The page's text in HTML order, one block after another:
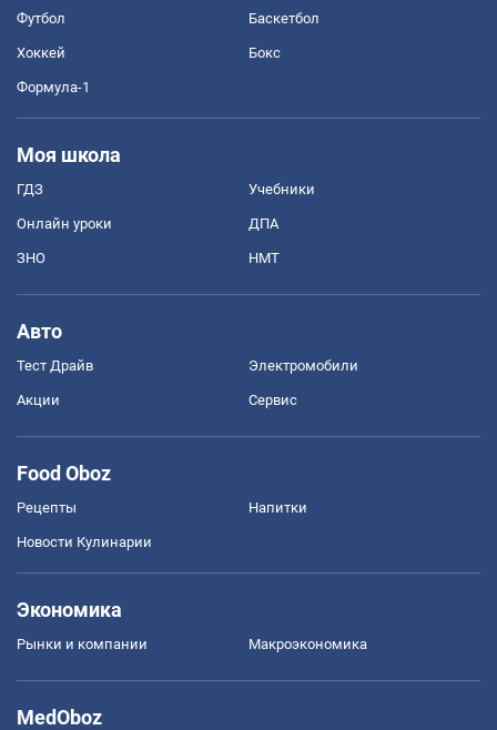
Футбол Баскетбол
Хоккей Бокс
Формула-1
Моя школа
ГДЗ Учебники
Онлайн уроки ДПА
ЗНО НМТ
Авто
Тест Драйв Электромобили
Акции Сервис
Food Oboz
Рецепты Напитки
Новости Кулинарии
Экономика
Рынки и компании Mакроэкономика
MedOboz